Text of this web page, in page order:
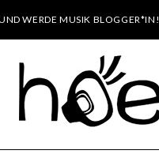
WERDE MUSIK BLOGGER*IN!